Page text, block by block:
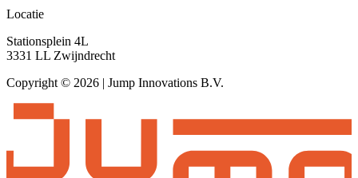
Locatie
Stationsplein 4L
3331 LL Zwijndrecht
Copyright © 2026 | Jump Innovations B.V.